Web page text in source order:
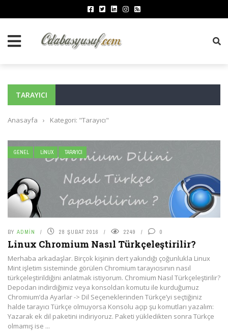
TARAYICI
Anasayfa › Kategori: "Tarayıcı"
GENEL LINUX TARAYICI
BY ADMIN 28 ŞUBAT 2016 2249 0
Linux Chromium Nasıl Türkçeleştirilir?
Merhaba arkadaşlar. Birçok kişinin dert yakındığı çoğunlukla Linux
Mint işletim sisteminde görülen Chromium tarayıcısının nasıl
türkçeleştirildiğini anlatmak istiyorum. Chromium Nasıl Türkçeleştirilir?
Depodan indirdiğimiz veya konsoldan komutu ile kurduğumuz
Chromium’da Ayarlar -> Dil Seçeneklerinden Türkçe’yi seçtiğiniz
halde tarayıcı Türkçe olmuyorsa Konsolu açıp şu komutları yazalım:
Yazarak ek dil paketini indiriyoruz. Paketi yükledikten sonra Türkçe
olmamış ise ...